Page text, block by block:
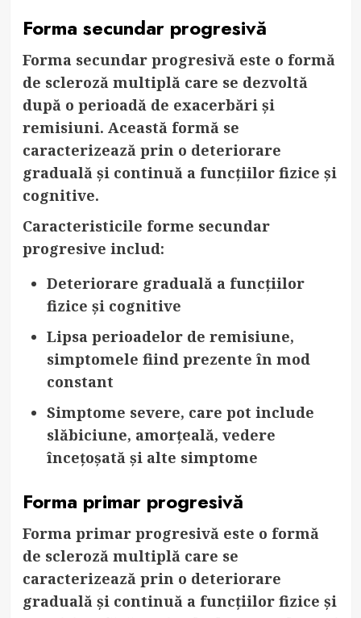
Forma secundar progresivă
Forma secundar progresivă este o formă
de scleroză multiplă care se dezvoltă
după o perioadă de exacerbări și
remisiuni. Această formă se
caracterizează prin o deteriorare
graduală și continuă a funcțiilor fizice și
cognitive.
Caracteristicile forme secundar
progresive includ:
Deteriorare graduală a funcțiilor
fizice și cognitive
Lipsa perioadelor de remisiune,
simptomele fiind prezente în mod
constant
Simptome severe, care pot include
slăbiciune, amorțeală, vedere
încețoșată și alte simptome
Forma primar progresivă
Forma primar progresivă este o formă
de scleroză multiplă care se
caracterizează prin o deteriorare
graduală și continuă a funcțiilor fizice și